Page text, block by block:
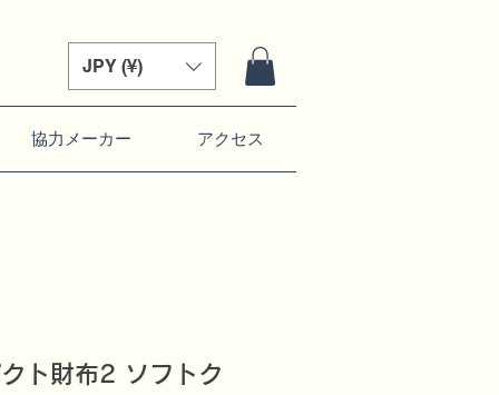
JPY (¥)
協力メーカー アクセス
ト財布2 ソフトク